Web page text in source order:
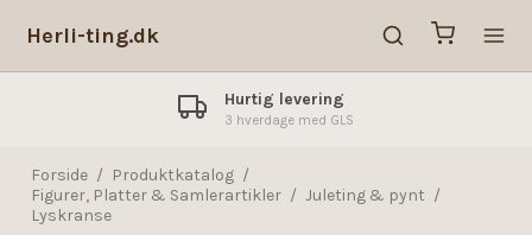
Herli-ting.dk
Hurtig levering
3 hverdage med GLS
Forside / Produktkatalog /
Figurer, Platter & Samlerartikler / Juleting & pynt /
Lyskranse